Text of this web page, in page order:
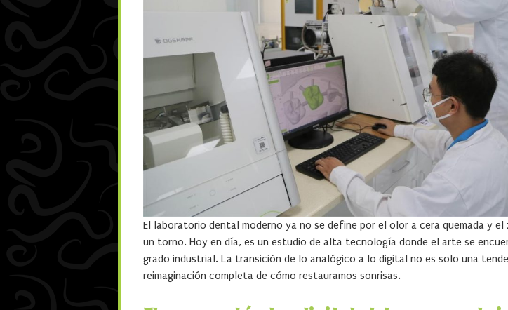
El laboratorio dental moderno ya no se define por el olor a cera quemada y
un torno. Hoy en día, es un estudio de alta tecnología donde el arte se
grado industrial. La transición de lo analógico a lo digital no es solo una
reimaginación completa de cómo restauramos sonrisas.